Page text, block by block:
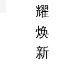
耀
焕
新